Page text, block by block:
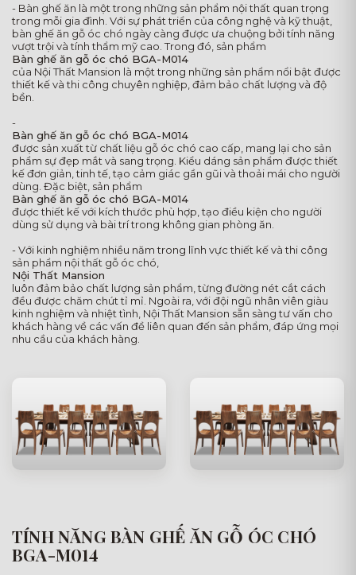
- Bàn ghế ăn là một trong những sản phẩm nội thất quan trọng
trong mỗi gia đình. Với sự phát triển của công nghệ và kỹ thuật,
bàn ghế ăn gỗ óc chó ngày càng được ưa chuộng bởi tính năng
vượt trội và tính thẩm mỹ cao. Trong đó, sản phẩm
Bàn ghế ăn gỗ óc chó BGA-M014
của Nội Thất Mansion là một trong những sản phẩm nổi bật được
thiết kế và thi công chuyên nghiệp, đảm bảo chất lượng và độ
bền.
-
Bàn ghế ăn gỗ óc chó BGA-M014
được sản xuất từ chất liệu gỗ óc chó cao cấp, mang lại cho sản
phẩm sự đẹp mắt và sang trọng. Kiểu dáng sản phẩm được thiết
kế đơn giản, tinh tế, tạo cảm giác gần gũi và thoải mái cho người
dùng. Đặc biệt, sản phẩm
Bàn ghế ăn gỗ óc chó BGA-M014
được thiết kế với kích thước phù hợp, tạo điều kiện cho người
dùng sử dụng và bài trí trong không gian phòng ăn.
- Với kinh nghiệm nhiều năm trong lĩnh vực thiết kế và thi công
sản phẩm nội thất gỗ óc chó,
Nội Thất Mansion
luôn đảm bảo chất lượng sản phẩm, từng đường nét cắt cách
đều được chăm chút tỉ mỉ. Ngoài ra, với đội ngũ nhân viên giàu
kinh nghiệm và nhiệt tình, Nội Thất Mansion sẵn sàng tư vấn cho
khách hàng về các vấn đề liên quan đến sản phẩm, đáp ứng mọi
nhu cầu của khách hàng.
TÍNH NĂNG BÀN GHẾ ĂN GỖ ÓC CHÓ
BGA-M014